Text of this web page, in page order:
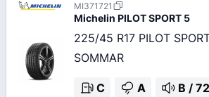
MI371721
Michelin PILOT SPORT 5
225/45 R17 PILOT
SOMMAR
C A B / 72